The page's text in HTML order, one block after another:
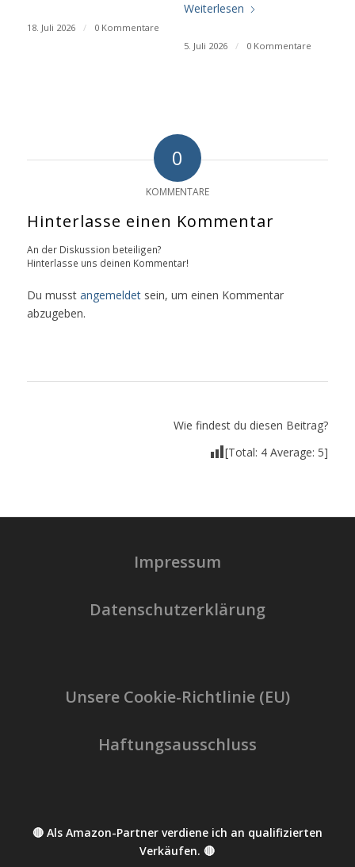
18. Juli 2026 / 0 Kommentare
Weiterlesen
5. Juli 2026 / 0 Kommentare
0
KOMMENTARE
Hinterlasse einen Kommentar
An der Diskussion beteiligen?
Hinterlasse uns deinen Kommentar!
Du musst angemeldetsein, um einen Kommentar
abzugeben.
Wie findest du diesen Beitrag?
[Total: 4 Average: 5]
Impressum
Datenschutzerklärung
Unsere Cookie-Richtlinie (EU)
Haftungsausschluss
🔴 Als Amazon-Partner verdiene ich an qualifizierten
Verkäufen. 🔴